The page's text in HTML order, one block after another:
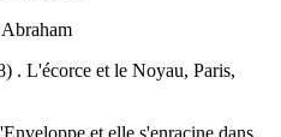
. L'écorce et le Noyau, Paris,
et elle s'enracine dans